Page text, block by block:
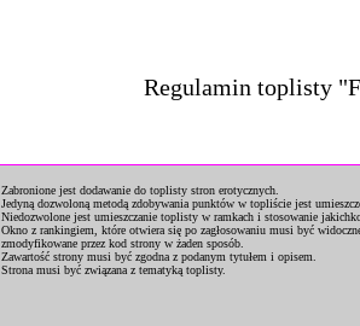
Regulamin toplisty
Zabronione jest dodawanie do toplisty stron erotycznych.
Jedyną dozwoloną metodą zdobywania punktów w topliście jest
Niedozwolone jest umieszczanie toplisty w ramkach i stosowanie
Okno z rankingiem, które otwiera się po zagłosowaniu musi być
zmodyfikowane przez kod strony w żaden sposób.
Zawartość strony musi być zgodna z podanym tytułem i opisem.
Strona musi być związana z tematyką toplisty.